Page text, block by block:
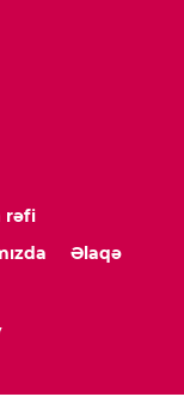
rəfi
Əlaqə